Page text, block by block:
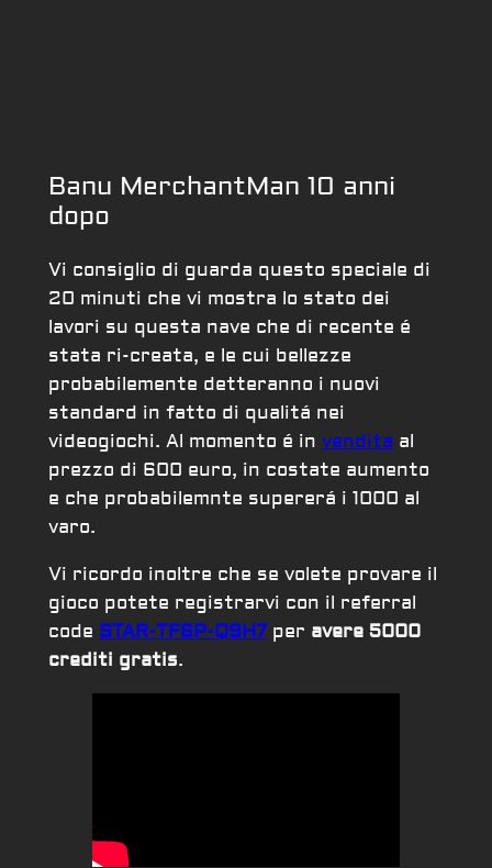
Banu MerchantMan 10 anni
dopo
Vi consiglio di guarda questo speciale di
20 minuti che vi mostra lo stato dei
lavori su questa nave che di recente é
stata ri-creata, e le cui bellezze
probabilemente detteranno i nuovi
standard in fatto di qualitá nei
videogiochi. Al momento é in vendita al
prezzo di 600 euro, in costate aumento
e che probabilemnte supererá i 1000 al
varo.
Vi ricordo inoltre che se volete provare il
gioco potete registrarvi con il referral
code STAR-TF6P-Q9H7per avere 5000
crediti gratis.